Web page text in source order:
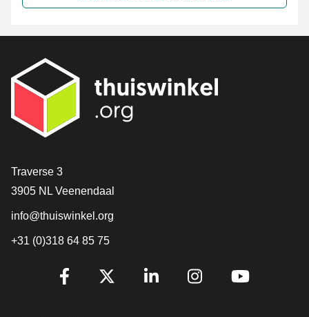
Contact
Traverse 3
3905 NL Veenendaal
info@thuiswinkel.org
+31 (0)318 64 85 75
Volg je ons al?